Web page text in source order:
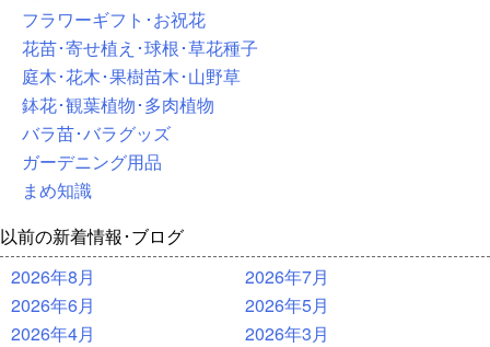
フラワーギフト･お祝花
花苗･寄せ植え･球根･草花種子
庭木･花木･果樹苗木･山野草
鉢花･観葉植物･多肉植物
バラ苗･バラグッズ
ガーデニング用品
まめ知識
以前の新着情報･ブログ
2026年8月
2026年7月
2026年6月
2026年5月
2026年4月
2026年3月